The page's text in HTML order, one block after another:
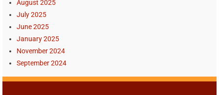
August 2025
July 2025
June 2025
January 2025
November 2024
September 2024